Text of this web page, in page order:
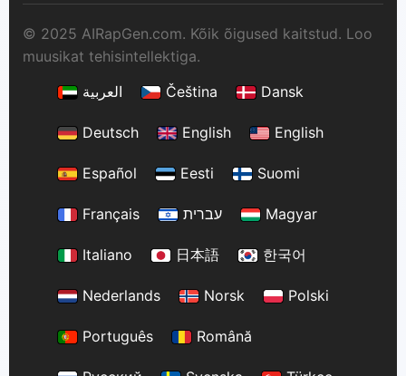
© 2025 AIRapGen.com. Kõik õigused kaitstud. Loo
muusikat tehisintellektiga.
العربية
Čeština Dansk
Deutsch English English
Español Eesti Suomi
Français עברית Magyar
Italiano 日本語 한국어
Nederlands Norsk Polski
Português Română